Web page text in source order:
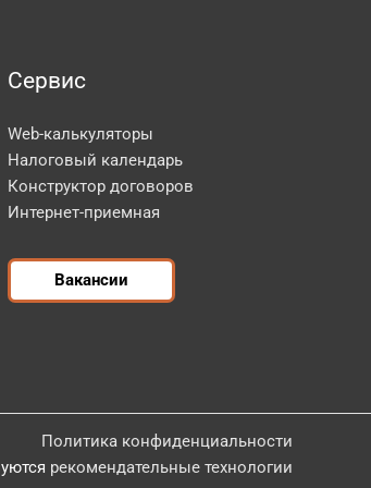
Сервис
Web-калькуляторы
Налоговый календарь
Конструктор договоров
Интернет-приемная
Вакансии
Политика конфиденциальности
рекомендательные технологии